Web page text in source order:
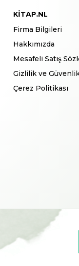
KITAP.NL
Firma Bilgileri
Hakkımızda
Mesafeli Satış
Gizlilik ve
Çerez Politikası